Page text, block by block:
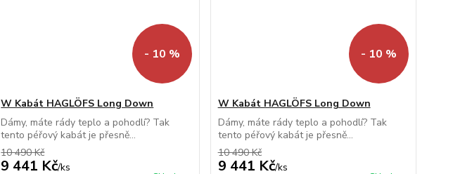
- 10 %
W Kabát HAGLÖFS Long Down
Dámy, máte rády teplo a pohodlí? Tak
tento péřový kabát je přesně...
10 490 Kč
9 441 Kč/ks
- 10 %
W Kabát HAGLÖFS Long Down
Dámy, máte rády teplo a pohodlí? Tak
tento péřový kabát je přesně...
10 490 Kč
9 441 Kč/ks